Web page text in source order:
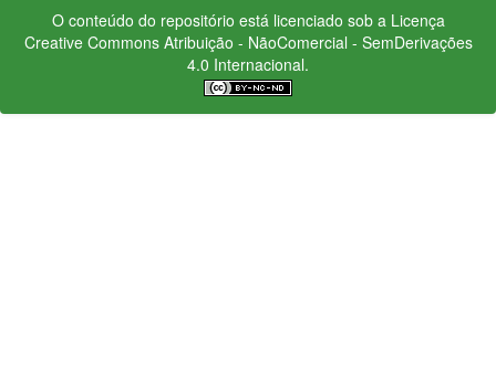
O conteúdo do repositório está licenciado sob a Licença
Creative CommonsAtribuição - NãoComercial - SemDerivações
4.0 Internacional.